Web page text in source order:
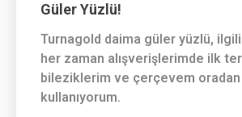
Güler Yüzlü!
Turnagold daima güler yüzlü, ilgili
her zaman alışverişlerimde ilk
bileziklerim ve çerçevem
kullanıyorum.